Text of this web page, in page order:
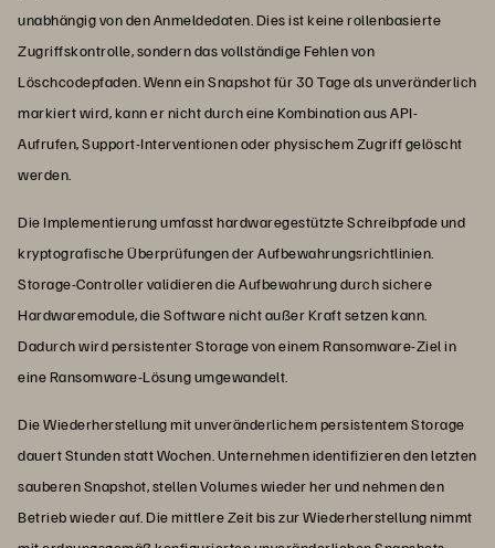
unabhängig von den Anmeldedaten. Dies ist keine rollenbasierte
Zugriffskontrolle, sondern das vollständige Fehlen von
Löschcodepfaden. Wenn ein Snapshot für 30 Tage als unveränderlich
markiert wird, kann er nicht durch eine Kombination aus API-
Aufrufen, Support-Interventionen oder physischem Zugriff gelöscht
werden.
Die Implementierung umfasst hardwaregestützte Schreibpfade und
kryptografische Überprüfungen der Aufbewahrungsrichtlinien.
Storage-Controller validieren die Aufbewahrung durch sichere
Hardwaremodule, die Software nicht außer Kraft setzen kann.
Dadurch wird persistenter Storage von einem Ransomware-Ziel in
eine Ransomware-Lösung umgewandelt.
Die Wiederherstellung mit unveränderlichem persistentem Storage
dauert Stunden statt Wochen. Unternehmen identifizieren den letzten
sauberen Snapshot, stellen Volumes wieder her und nehmen den
Betrieb wieder auf. Die mittlere Zeit bis zur Wiederherstellung nimmt